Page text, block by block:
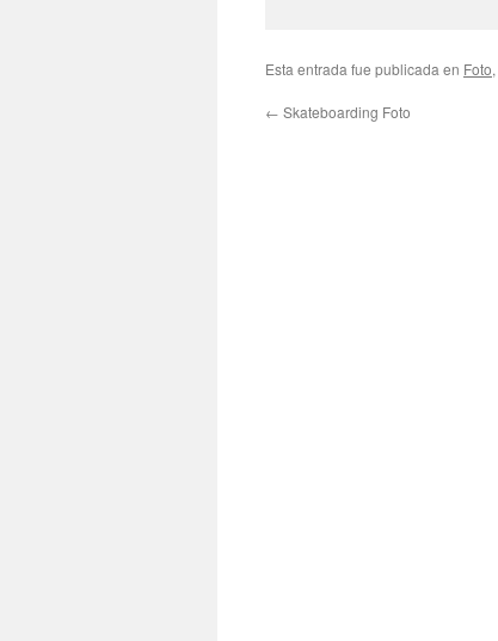
Esta entrada fue publicada en Foto,
← Skateboarding Foto